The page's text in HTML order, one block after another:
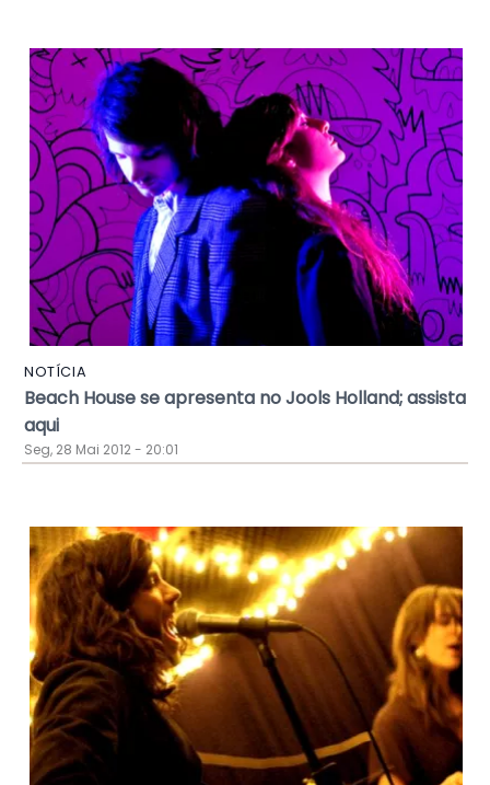
NOTÍCIA
Beach House se apresenta no Jools Holland; assista
aqui
Seg, 28 Mai 2012 - 20:01